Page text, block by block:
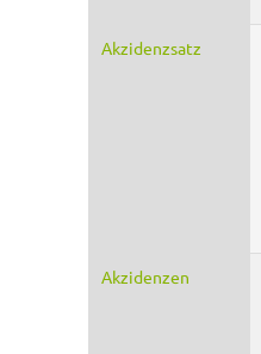
Akzidenzsatz
Akzidenzen